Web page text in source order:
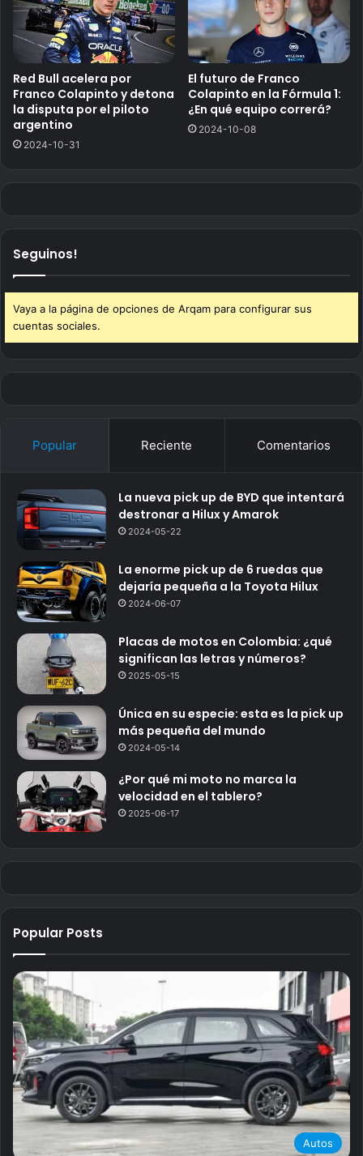
Red Bull acelera por
Franco Colapinto y detona
la disputa por el piloto
argentino
2024-10-31
El futuro de Franco
Colapinto en la Fórmula 1:
¿En qué equipo correrá?
2024-10-08
Seguinos!
Vaya a la página de opciones de Arqam para configurar sus
cuentas sociales.
Popular Reciente Comentarios
La nueva pick up de BYD que intentará
destronar a Hilux y Amarok
2024-05-22
La enorme pick up de 6 ruedas que
dejaría pequeña a la Toyota Hilux
2024-06-07
Placas de motos en Colombia: ¿qué
significan las letras y números?
2025-05-15
Única en su especie: esta es la pick up
más pequeña del mundo
2024-05-14
¿Por qué mi moto no marca la
velocidad en el tablero?
2025-06-17
Popular Posts
Autos